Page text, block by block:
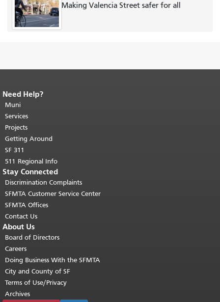
Making Valencia Street safer for all
End of page content.
page repeats on every page.
top of main content.
Need Help?
Muni
Services
Projects
Getting Around
SF 311
511 Regional Info
Stay Connected
Discrimination Complaints
SFMTA Customer Service Center
SFMTA Offices
Contact Us
About Us
Board of Directors
Careers
Doing Business With the SFMTA
City and County of SF
Terms of Use/Privacy
Archives